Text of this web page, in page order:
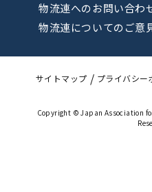
物流連へのお問い合わ
物流連についてのご意
サイトマップ プライバシー
Copyright © Japan Association